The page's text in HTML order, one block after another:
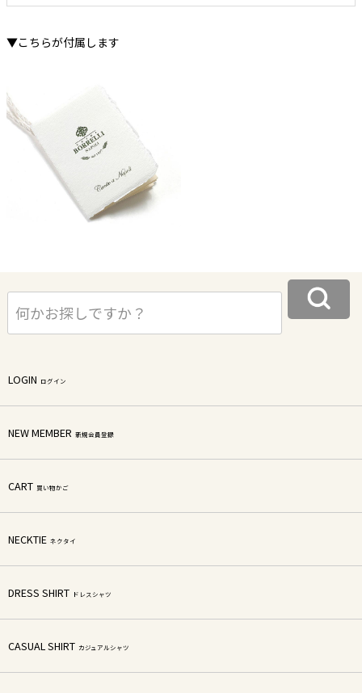
▼こちらが付属します
LOGIN ログイン
NEW MEMBER 新規会員登録
CART 買い物かご
NECKTIE ネクタイ
DRESS SHIRT ドレスシャツ
CASUAL SHIRT カジュアルシャツ